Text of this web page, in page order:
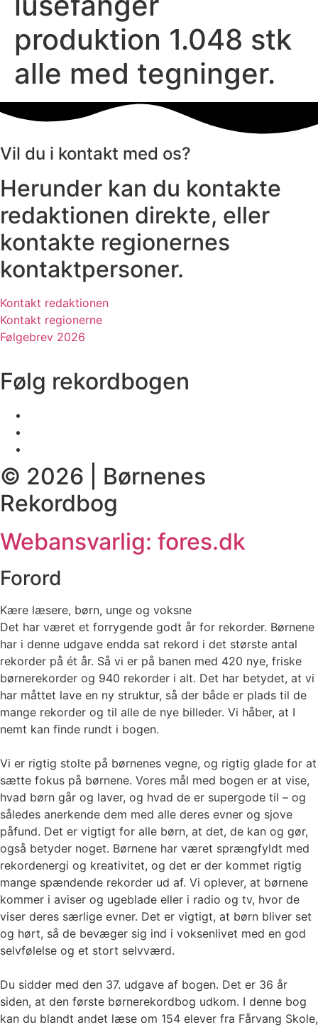
produktion 1.048 stk
alle med tegninger.
Vil du i kontakt med os?
Herunder kan du kontakte
redaktionen direkte, eller
kontakte regionernes
kontaktpersoner.
Kontakt redaktionen
Kontakt regionerne
Følgebrev 2026
Følg rekordbogen
© 2026 | Børnenes
Rekordbog
Webansvarlig: fores.dk
Forord
Kære læsere, børn, unge og voksne
Det har været et forrygende godt år for rekorder. Børnene
har i denne udgave endda sat rekord i det største antal
rekorder på ét år. Så vi er på banen med 420 nye, friske
børnerekorder og 940 rekorder i alt. Det har betydet, at vi
har måttet lave en ny struktur, så der både er plads til de
mange rekorder og til alle de nye billeder. Vi håber, at I
nemt kan finde rundt i bogen.
Vi er rigtig stolte på børnenes vegne, og rigtig glade for at
sætte fokus på børnene. Vores mål med bogen er at vise,
hvad børn går og laver, og hvad de er supergode til – og
således anerkende dem med alle deres evner og sjove
påfund. Det er vigtigt for alle børn, at det, de kan og gør,
også betyder noget. Børnene har været sprængfyldt med
rekordenergi og kreativitet, og det er der kommet rigtig
mange spændende rekorder ud af. Vi oplever, at børnene
kommer i aviser og ugeblade eller i radio og tv, hvor de
viser deres særlige evner. Det er vigtigt, at børn bliver set
og hørt, så de bevæger sig ind i voksenlivet med en god
selvfølelse og et stort selvværd.
Du sidder med den 37. udgave af bogen. Det er 36 år
siden, at den første børnerekordbog udkom. I denne bog
kan du blandt andet læse om 154 elever fra Fårvang Skole,